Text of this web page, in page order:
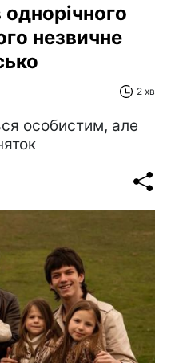
незвичне
2 хв
особистим, але